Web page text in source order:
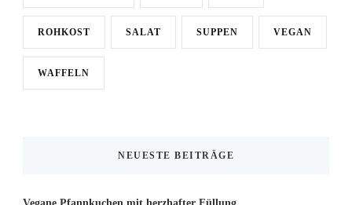
ROHKOST SALAT SUPPEN VEGAN
WAFFELN
NEUESTE BEITRÄGE